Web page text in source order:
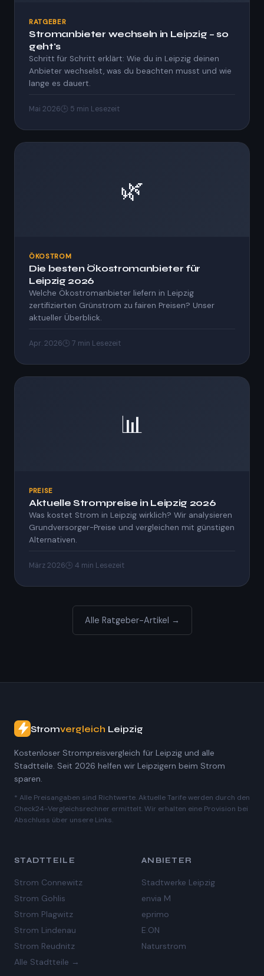
RATGEBER
Stromanbieter wechseln in Leipzig – so
geht's
Schritt für Schritt erklärt: Wie du in Leipzig deinen
Anbieter wechselst, was du beachten musst und wie
lange es dauert.
Mai 2026🕒 5 min Lesezeit
🌿
ÖKOSTROM
Die besten Ökostromanbieter für
Leipzig 2026
Welche Ökostromanbieter liefern in Leipzig
zertifizierten Grünstrom zu fairen Preisen? Unser
aktueller Überblick.
Apr. 2026🕒 7 min Lesezeit
📊
PREISE
Aktuelle Strompreise in Leipzig 2026
Was kostet Strom in Leipzig wirklich? Wir analysieren
Grundversorger-Preise und vergleichen mit günstigen
Alternativen.
März 2026🕒 4 min Lesezeit
Alle Ratgeber-Artikel →
Stromvergleich Leipzig
Kostenloser Strompreisvergleich für Leipzig und alle
Stadtteile. Seit 2026 helfen wir Leipzigern beim Strom
sparen.
* Alle Preisangaben sind Richtwerte. Aktuelle Tarife werden durch den
Check24-Vergleichsrechner ermittelt. Wir erhalten eine Provision bei
Abschluss über unsere Links.
STADTTEILE
Strom Connewitz
Strom Gohlis
Strom Plagwitz
Strom Lindenau
Strom Reudnitz
Alle Stadtteile →
ANBIETER
Stadtwerke Leipzig
envia M
eprimo
E.ON
Naturstrom